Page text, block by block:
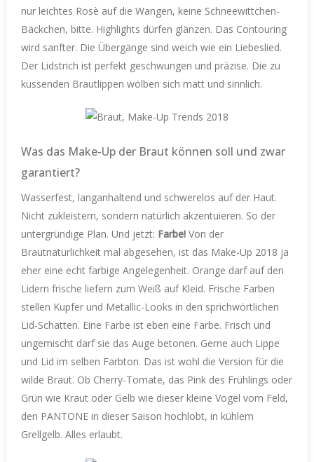
nur leichtes Rosè auf die Wangen, keine Schneewittchen-
Bäckchen, bitte. Highlights dürfen glänzen. Das Contouring
wird sanfter. Die Übergänge sind weich wie ein Liebeslied.
Der Lidstrich ist perfekt geschwungen und präzise. Die zu
küssenden Brautlippen wölben sich matt und sinnlich.
Was das Make-Up der Braut können soll und zwar
garantiert?
Wasserfest, langanhaltend und schwerelos auf der Haut.
Nicht zukleistern, sondern natürlich akzentuieren. So der
untergründige Plan. Und jetzt: Farbe! Von der
Brautnatürlichkeit mal abgesehen, ist das Make-Up 2018 ja
eher eine echt farbige Angelegenheit. Orange darf auf den
Lidern frische liefern zum Weiß auf Kleid. Frische Farben
stellen Kupfer und Metallic-Looks in den sprichwörtlichen
Lid-Schatten. Eine Farbe ist eben eine Farbe. Frisch und
ungemischt darf sie das Auge betonen. Gerne auch Lippe
und Lid im selben Farbton. Das ist wohl die Version für die
wilde Braut. Ob Cherry-Tomate, das Pink des Frühlings oder
Grün wie Kraut oder Gelb wie dieser kleine Vogel vom Feld,
den PANTONE in dieser Saison hochlobt, in kühlem
Grellgelb. Alles erlaubt.